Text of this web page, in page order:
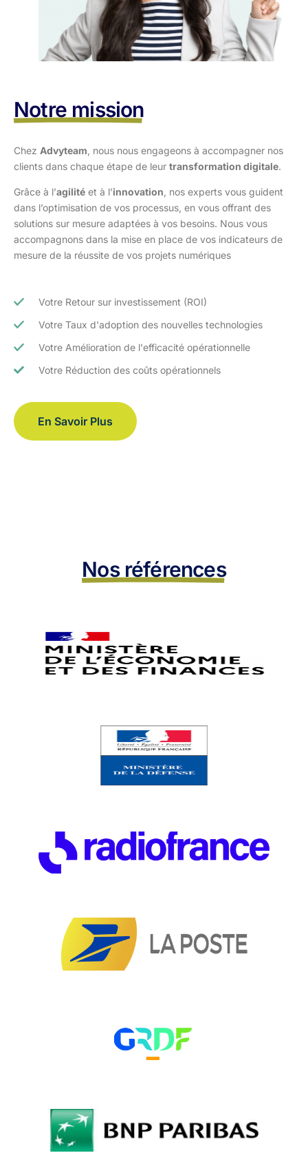
Notre mission
Chez Advyteam , nous nous engageons à accompagner nos
clients dans chaque étape de leur transformation digitale.
Grâce à l’agilité et à l’innovation , nos experts vous guident
dans l’optimisation de vos processus, en vous offrant des
solutions sur mesure adaptées à vos besoins. Nous vous
accompagnons dans la mise en place de vos indicateurs de
mesure de la réussite de vos projets numériques
Votre Retour sur investissement (ROI)
Votre Taux d'adoption des nouvelles technologies
Votre Amélioration de l'efficacité opérationnelle
Votre Réduction des coûts opérationnels
En Savoir Plus
Nos références